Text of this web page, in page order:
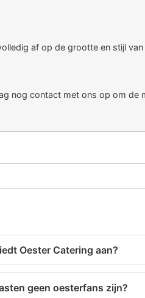
af op de grootte en stijl
nog contact met ons op om
Oester Catering aan?
geen oesterfans zijn?